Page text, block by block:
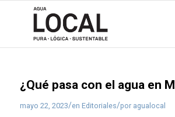
¿Qué pasa con el agua en
mayo 22, 2023/en Editoriales/por agualocal